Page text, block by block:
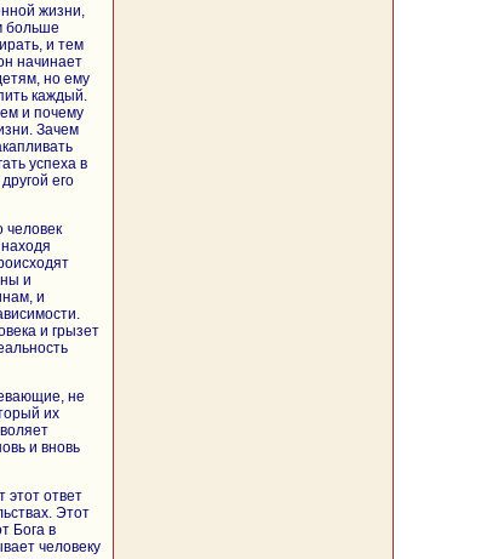
жизни,
больше
и тем
начинает
но ему
каждый.
и почему
Зачем
успеха в
его
человек
и
и
и грызет
не
их
и вновь
этот ответ
Этот
Бога в
человеку